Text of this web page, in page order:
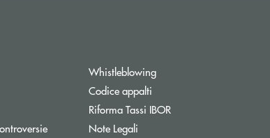
Whistleblowing
Codice appalti
Riforma Tassi IBORApre una nuova finestra
Note Legali